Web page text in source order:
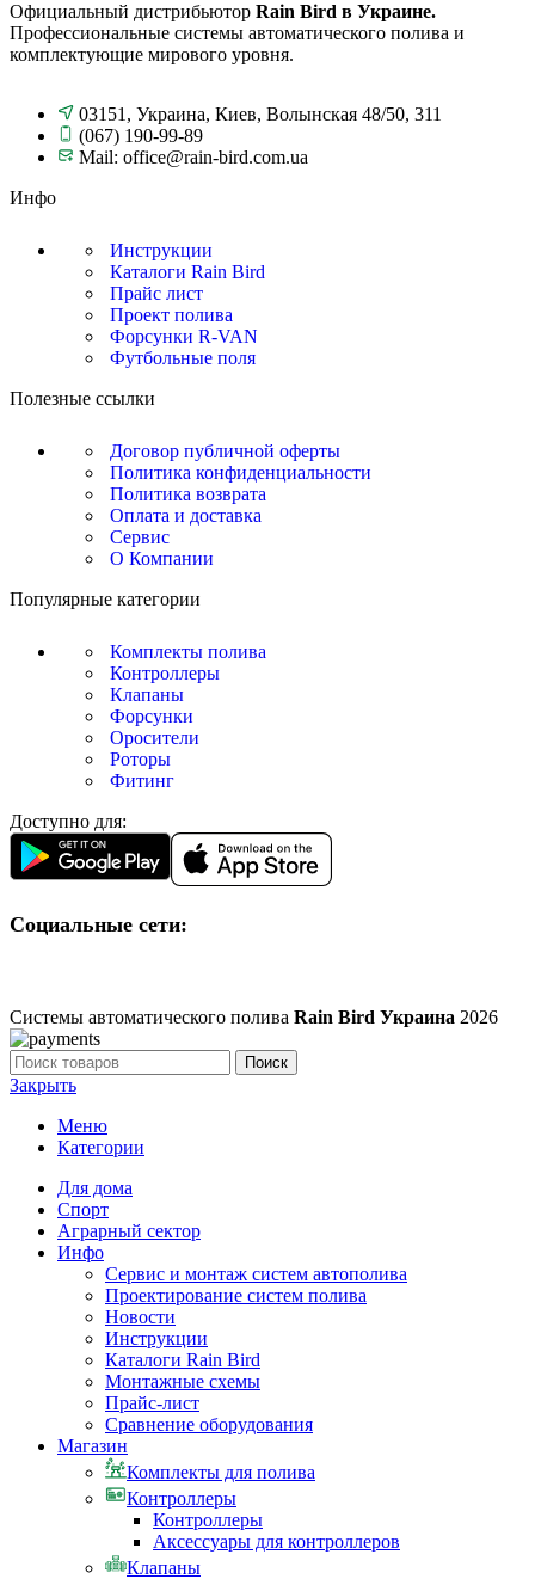
Официальный дистрибьютор Rain Bird в Украине.
Профессиональные системы автоматического полива и
комплектующие мирового уровня.
03151, Украина, Киев, Волынская 48/50, 311
(067) 190-99-89
Mail: office@rain-bird.com.ua
Инфо
Инструкции
Каталоги Rain Bird
Прайс лист
Проект полива
Форсунки R-VAN
Футбольные поля
Полезные ссылки
Договор публичной оферты
Политика конфиденциальности
Политика возврата
Оплата и доставка
Сервис
О Компании
Популярные категории
Комплекты полива
Контроллеры
Клапаны
Форсунки
Оросители
Роторы
Фитинг
Доступно для:
Социальные сети:
Системы автоматического полива Rain Bird Украина 2026
Поиск
Закрыть
Меню
Категории
Для дома
Спорт
Аграрный сектор
Инфо
Сервис и монтаж систем автополива
Проектирование систем полива
Новости
Инструкции
Каталоги Rain Bird
Монтажные схемы
Прайс-лист
Сравнение оборудования
Магазин
Комплекты для полива
Контроллеры
Контроллеры
Аксессуары для контроллеров
Клапаны